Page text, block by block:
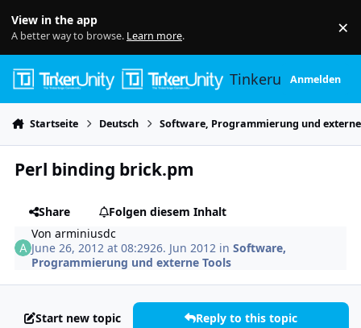
View in the app
A better way to browse. Learn more. ×
TinkerunityAnmelden
Startseite Deutsch Software, Programmierung und
Perl binding brick.pm
Share
Folgen diesem Inhalt
Vonarminiusdc
June 26, 2012 at 08:2926. Jun 2012 inSoftware,
Programmierung und externe Tools
Start new topic Reply to this topic